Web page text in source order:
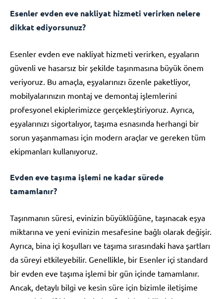
Esenler evden eve nakliyat hizmeti verirken nelere
dikkat ediyorsunuz?
Esenler evden eve nakliyat hizmeti verirken, eşyaların
güvenli ve hasarsız bir şekilde taşınmasına büyük önem
veriyoruz. Bu amaçla, eşyalarınızı özenle paketliyor,
mobilyalarınızın montaj ve demontaj işlemlerini
profesyonel ekiplerimizce gerçekleştiriyoruz. Ayrıca,
eşyalarınızı sigortalıyor, taşıma esnasında herhangi bir
sorun yaşanmaması için modern araçlar ve gereken tüm
ekipmanları kullanıyoruz.
Evden eve taşıma işlemi ne kadar sürede
tamamlanır?
Taşınmanın süresi, evinizin büyüklüğüne, taşınacak eşya
miktarına ve yeni evinizin mesafesine bağlı olarak değişir.
Ayrıca, bina içi koşulları ve taşıma sırasındaki hava şartları
da süreyi etkileyebilir. Genellikle, bir Esenler içi standard
bir evden eve taşıma işlemi bir gün içinde tamamlanır.
Ancak, detaylı bilgi ve kesin süre için bizimle iletişime